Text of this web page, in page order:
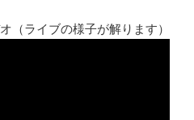
（ライブの様子が解ります）